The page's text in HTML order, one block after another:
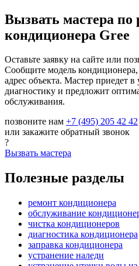
Вызвать мастера по
кондиционера Gree
Оставьте заявку на сайте или
Сообщите модель
адрес объекта. Мастер приедет
диагностику и предложит
обслуживания.
позвоните нам +7 (495) 205 42 42
или закажите обратный звонок
?
Вызвать мастера
Полезные разделы
ремонт кондиционера
обслуживание
чистка кондиционеров
диагностика кондиционера
заправка кондиционера
устранение наледи